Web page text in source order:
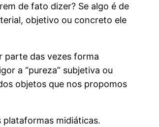
de fato dizer? Se algo é de
objetivo ou concreto ele
parte das vezes forma
a “pureza” subjetiva ou
objetos que nos propomos
plataformas midiáticas.